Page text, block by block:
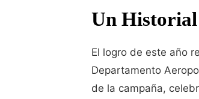
Un Historial
El logro de este año
Departamento
de la campaña,